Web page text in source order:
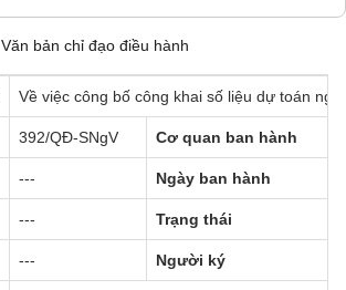
Văn bản chỉ đạo điều hành
Về việc công bố công khai số liệu dự toán
392/QĐ-SNgV Cơ quan ban hành
--- Ngày ban hành
--- Trạng thái
--- Người ký